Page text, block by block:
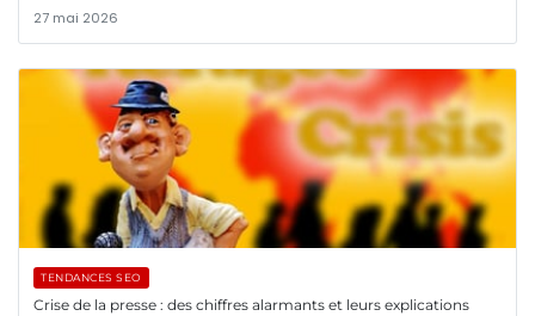
27 mai 2026
TENDANCES SEO
Crise de la presse : des chiffres alarmants et leurs explications